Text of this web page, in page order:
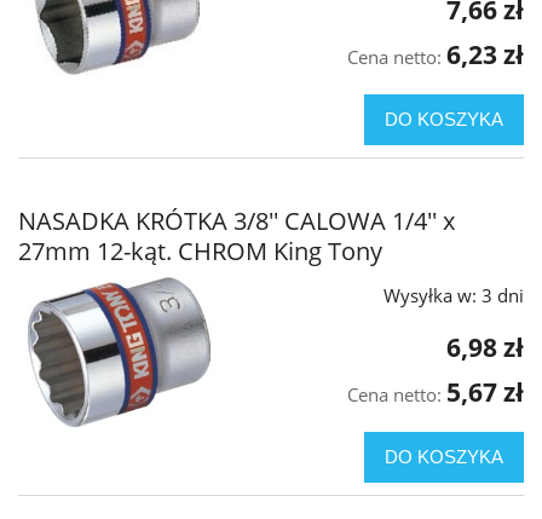
7,66 zł
Cena netto: 6,23 zł
DO KOSZYKA
NASADKA KRÓTKA 3/8'' CALOWA 1/4'' x
27mm 12-kąt. CHROM King Tony
Wysyłka w: 3 dni
6,98 zł
Cena netto: 5,67 zł
DO KOSZYKA